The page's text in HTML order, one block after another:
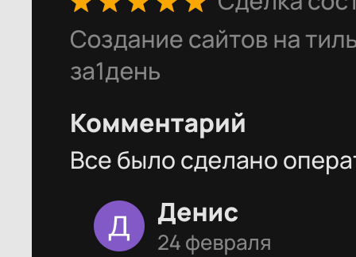
Всё о Создании Сайтов: Полезные
Советы и Руководства на SiteB2B.com
Контакты
Процесс
Контент
Прайс